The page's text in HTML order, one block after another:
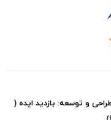
و توسعه: بازدید ایده (